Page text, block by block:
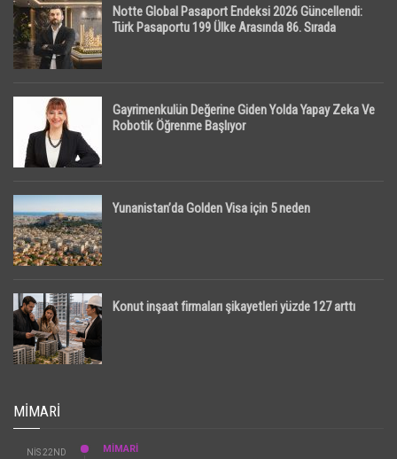
Notte Global Pasaport Endeksi 2026 Güncellendi:
Türk Pasaportu 199 Ülke Arasında 86. Sırada
Gayrimenkulün Değerine Giden Yolda Yapay Zeka Ve
Robotik Öğrenme Başlıyor
Yunanistan’da Golden Visa için 5 neden
Konut inşaat firmaları şikayetleri yüzde 127 arttı
MIMARI
NIS 22ND
MİMARİ